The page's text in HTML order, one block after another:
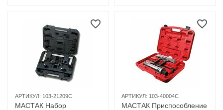
АРТИКУЛ: 103-21209C
МАСТАК Набор
АРТИКУЛ: 103-40004C
МАСТАК Приспособление